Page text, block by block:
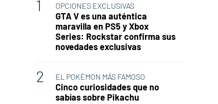
OPCIONES EXCLUSIVAS
GTA V es una auténtica
maravilla en PS5 y Xbox
Series: Rockstar confirma sus
novedades exclusivas
EL POKÉMON MÁS FAMOSO
Cinco curiosidades que no
sabías sobre Pikachu